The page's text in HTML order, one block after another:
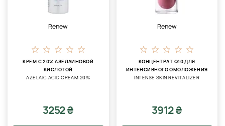
Renew
КРЕМ С 20% АЗЕЛАИНОВОЙ
КИСЛОТОЙ
AZELAIC ACID CREAM 20%
3252 ₴
Renew
КОНЦЕНТРАТ Q10 ДЛЯ
ИНТЕНСИВНОГО ОМОЛОЖЕНИЯ
INTENSE SKIN REVITALIZER
3912 ₴